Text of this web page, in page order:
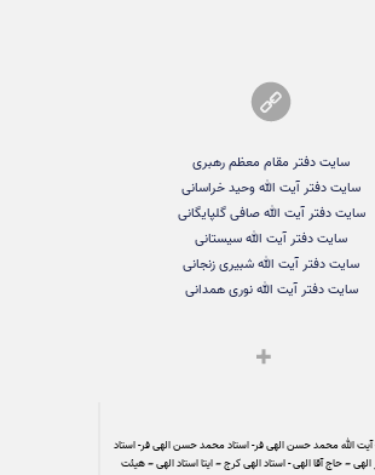
سایت دفتر مقام معظم رهبری
سایت دفتر آیت الله وحید خراسانی
سایت دفتر آیت الله صافی گلپایگانی
سایت دفتر آیت الله سیستانی
سایت دفتر آیت الله شبیری زنجانی
سایت دفتر آیت الله نوری همدانی
آیت الله محمد حسن الهی فر- استاد محمد حسن الهی فر- استاد
– حاج آقا الهی - استاد الهی کرج – ایتا استاد الهی – هیئت